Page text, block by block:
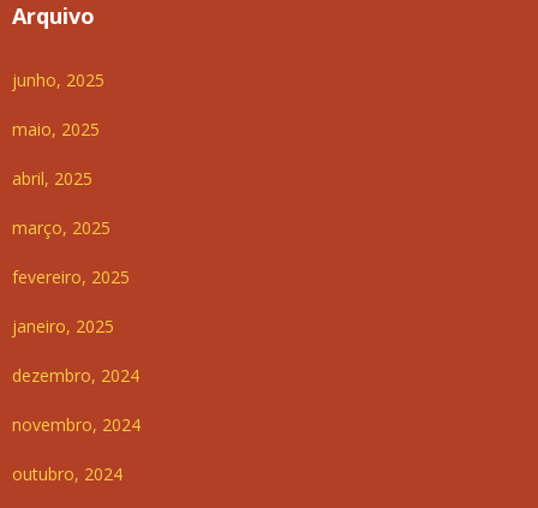
Arquivo
junho, 2025
maio, 2025
abril, 2025
março, 2025
fevereiro, 2025
janeiro, 2025
dezembro, 2024
novembro, 2024
outubro, 2024